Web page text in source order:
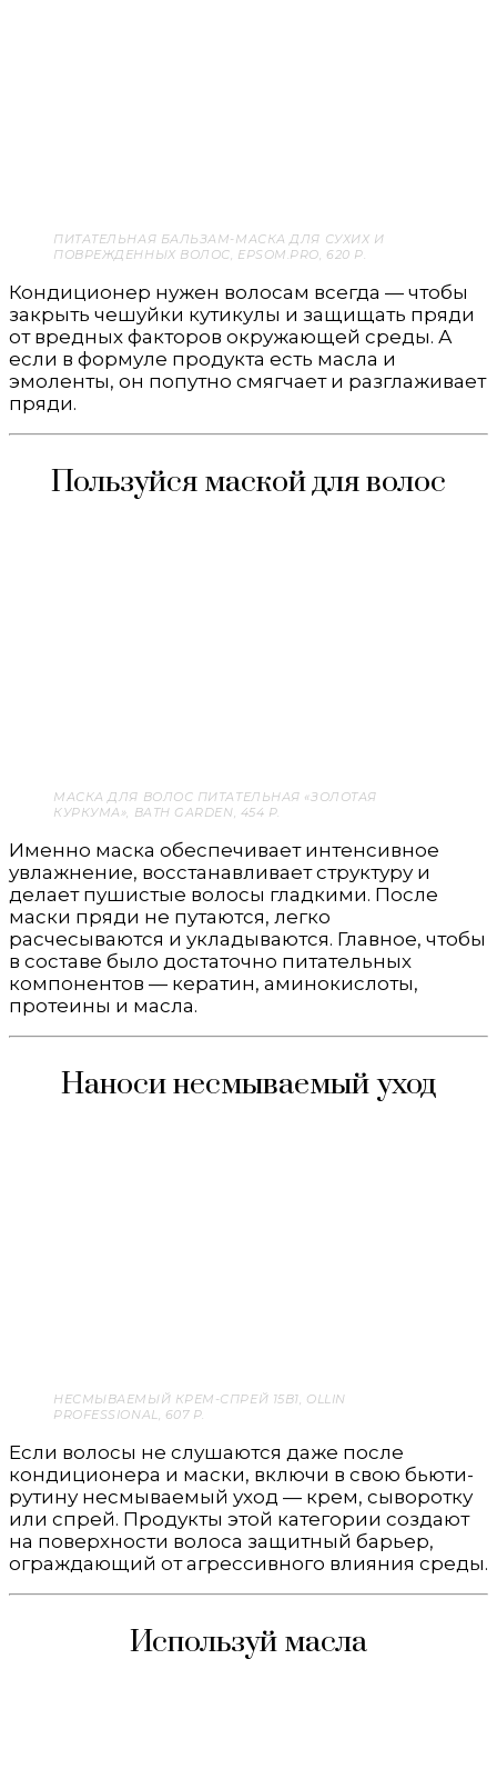
ПИТАТЕЛЬНАЯ БАЛЬЗАМ-МАСКА ДЛЯ СУХИХ И
ПОВРЕЖДЕННЫХ ВОЛОС, EPSOM.PRO, 620 Р.
Кондиционер нужен волосам всегда — чтобы
закрыть чешуйки кутикулы и защищать пряди
от вредных факторов окружающей среды. А
если в формуле продукта есть масла и
эмоленты, он попутно смягчает и разглаживает
пряди.
Пользуйся маской для волос
МАСКА ДЛЯ ВОЛОС ПИТАТЕЛЬНАЯ «ЗОЛОТАЯ
КУРКУМА», BATH GARDEN, 454 Р.
Именно маска обеспечивает интенсивное
увлажнение, восстанавливает структуру и
делает пушистые волосы гладкими. После
маски пряди не путаются, легко
расчесываются и укладываются. Главное, чтобы
в составе было достаточно питательных
компонентов — кератин, аминокислоты,
протеины и масла.
Наноси несмываемый уход
НЕСМЫВАЕМЫЙ КРЕМ-СПРЕЙ 15В1, OLLIN
PROFESSIONAL, 607 Р.
Если волосы не слушаются даже после
кондиционера и маски, включи в свою бьюти-
рутину несмываемый уход — крем, сыворотку
или спрей. Продукты этой категории создают
на поверхности волоса защитный барьер,
ограждающий от агрессивного влияния среды.
Используй масла